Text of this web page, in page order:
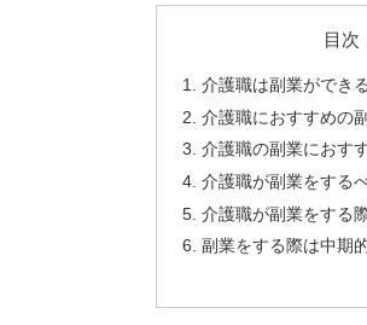
目次
介護職は副業ができ
介護職におすすめの
介護職の副業におす
介護職が副業をする
介護職が副業をする
副業をする際は中期